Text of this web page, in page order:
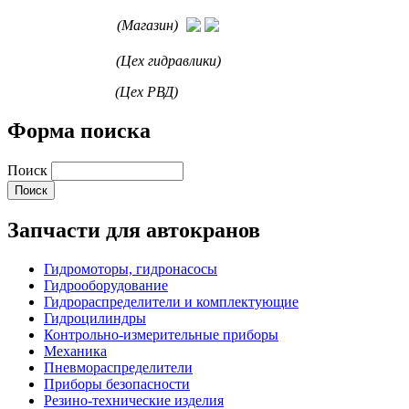
(Магазин)
(Цех гидравлики)
(Цех РВД)
Форма поиска
Поиск
Запчасти для автокранов
Гидромоторы, гидронасосы
Гидрооборудование
Гидрораспределители и комплектующие
Гидроцилиндры
Контрольно-измерительные приборы
Механика
Пневмораспределители
Приборы безопасности
Резино-технические изделия